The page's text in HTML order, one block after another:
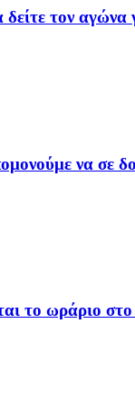
τον αγώνα
να σε
το ωράριο